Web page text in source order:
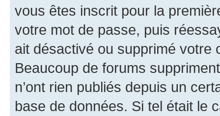
vous êtes inscrit pour la
votre mot de passe, puis
ait désactivé ou supprimé votre
Beaucoup de forums
n’ont rien publiés depuis un
base de données. Si tel était le